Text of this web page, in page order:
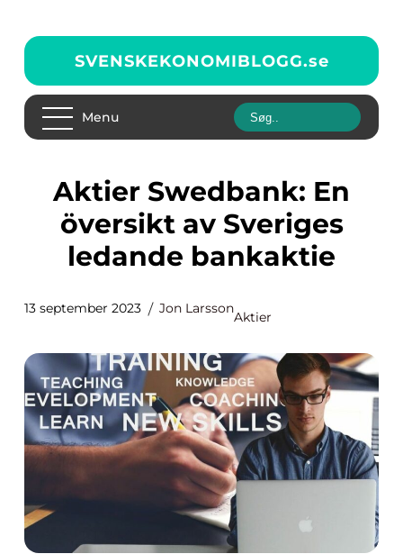
SVENSKEKONOMIBLOGG.se
Menu
Aktier Swedbank: En
översikt av Sveriges
ledande bankaktie
13 september 2023 Jon Larsson
Aktier